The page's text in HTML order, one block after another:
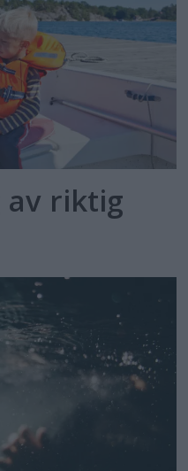
av riktig